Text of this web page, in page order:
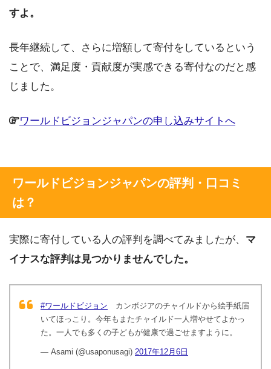
すよ。
長年継続して、さらに増額して寄付をしているという
ことで、満足度・貢献度が実感できる寄付なのだと感
じました。
ワールドビジョンジャパンの申し込みサイトへ
ワールドビジョンジャパンの評判・口コミ
は？
実際に寄付している人の評判を調べてみましたが、 マ
イナスな評判は見つかりませんでした。
#ワールドビジョン カンボジアのチャイルドから絵手紙届
いてほっこり。今年もまたチャイルド一人増やせてよかっ
た。一人でも多くの子どもが健康で過ごせますように。
— Asami (@usaponusagi) 2017年12月6日